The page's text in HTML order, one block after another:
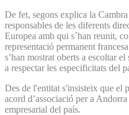
De fet, segons explica la
responsables de les diferents
Europea amb qui s´han reunit,
representació permanent
s’han mostrat oberts a escoltar
a respectar les especificitats del
Des de l'entitat s'insisteix que el
acord d’associació per a
empresarial del país.